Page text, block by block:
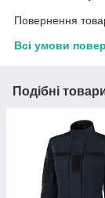
Повернення
Всі умови
Подібні